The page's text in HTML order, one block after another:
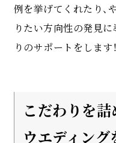
例を挙げてくれたり、
りたい方向性の発見
りのサポートをします！
こだわりを
ウエディング